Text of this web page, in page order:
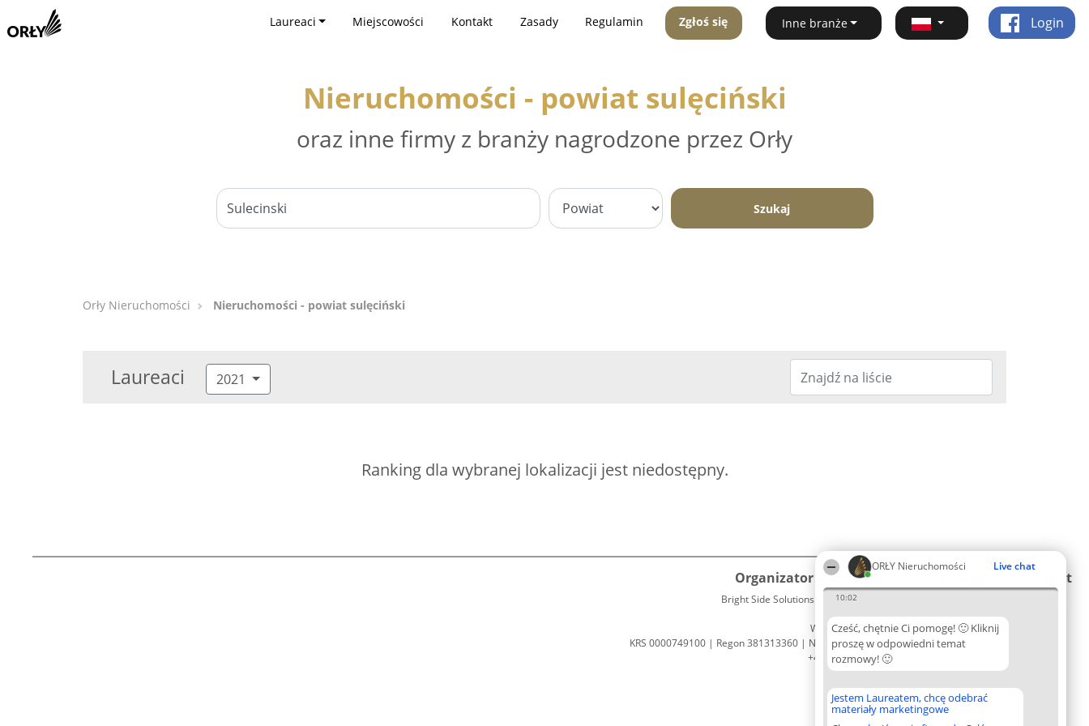
ORŁY Nieruchomości Live chat
10:02
Cześć, chętnie Ci pomogę! 🙂 Kliknij
proszę w odpowiedni temat
rozmowy! 🙂
Jestem Laureatem, chcę odebrać
materiały marketingowe
Laureaci Miejscowości Kontakt Zasady Regulamin Zgłoś się Inne branże Login
Nieruchomości - powiat sulęciński
oraz inne firmy z branży nagrodzone przez Orły
Szukaj
Orły Nieruchomości Nieruchomości - powiat sulęciński
Laureaci 2021
Ranking dla wybranej lokalizacji jest niedostępny.
Organizator plebiscytu
Bright Side Solutions sp. z o. o. sp. k.
ul. Ruska 22
Wrocław 50-079
KRS 0000749100 | Regon 381313360 | NIP 8943132676
+48 508 492 400
Lista
wszystkich
Laureatów
Regulamin
Polityka
Prywatności
Kontakt